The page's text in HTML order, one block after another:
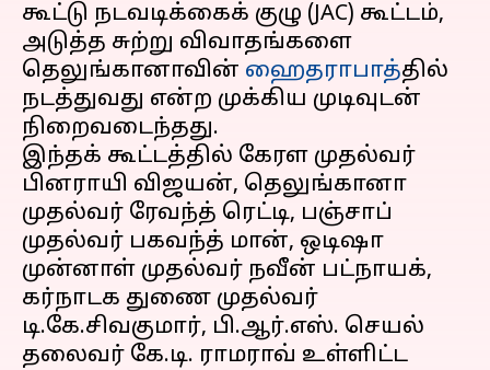
கூட்டு நடவடிக்கைக் குழு (JAC) கூட்டம்,
அடுத்த சுற்று விவாதங்களை
தெலுங்கானாவின் ஹைதராபாத்தில்
நடத்துவது என்ற முக்கிய முடிவுடன்
நிறைவடைந்தது.
இந்தக் கூட்டத்தில் கேரள முதல்வர்
பினராயி விஜயன், தெலுங்கானா
முதல்வர் ரேவந்த் ரெட்டி, பஞ்சாப்
முதல்வர் பகவந்த் மான், ஒடிஷா
முன்னாள் முதல்வர் நவீன் பட்நாயக்,
கர்நாடக துணை முதல்வர்
டி.கே.சிவகுமார், பி.ஆர்.எஸ். செயல்
தலைவர் கே.டி. ராமராவ் உள்ளிட்ட